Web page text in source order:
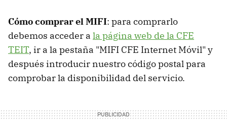
Cómo comprar el MIFI: para comprarlo
debemos acceder a la página web de la CFE
TEIT, ir a la pestaña "MIFI CFE Internet Móvil" y
después introducir nuestro código postal para
comprobar la disponibilidad del servicio.